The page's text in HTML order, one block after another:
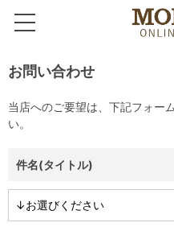
お問い合わせ
当店へのご要望は、下記フォー
い。
件名(タイトル)